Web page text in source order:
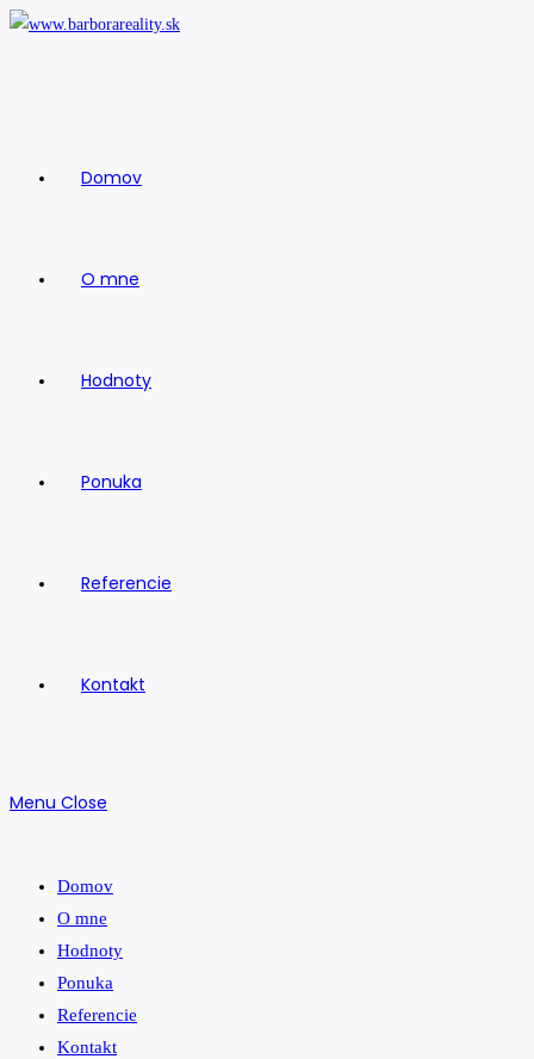
Skip
Domov
O mne
Hodnoty
Ponuka
Referencie
Kontakt
Menu Close
Domov
O mne
Hodnoty
Ponuka
Referencie
Kontakt